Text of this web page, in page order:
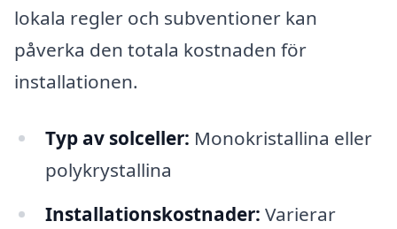
lokala regler och subventioner kan
påverka den totala kostnaden för
installationen.
Typ av solceller: Monokristallina eller
polykrystallina
Installationskostnader: Varierar